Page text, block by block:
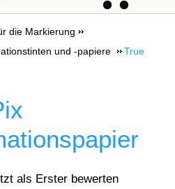
die Markierung
und -papiere
True
als Erster bewerten